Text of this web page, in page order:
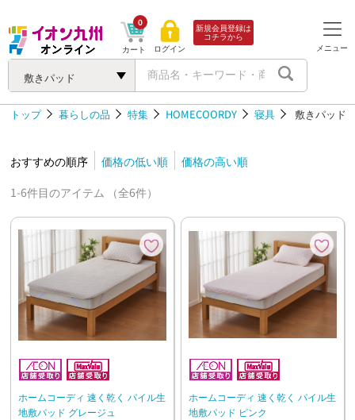
敷きパッド
カート
0
ログイン
新規会員登録は
コチラから
メニュー
トップ 暮らしの品 特集 HOMECOORDY 寝具 敷きパッド
おすすめの順序 価格の低い順
価格の高い順
1-6件目のアイテム （全6件）
ホームコーディ 速く乾く パイル生
地敷パッド グレージュ
ホームコーディ 速く乾く パイル生
地敷パッド ピンク